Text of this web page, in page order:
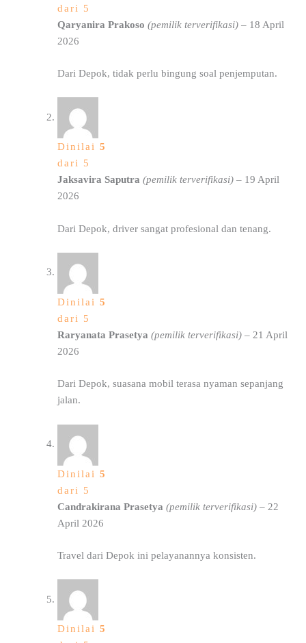
dari 5
Qaryanira Prakoso (pemilik terverifikasi) – 18 April
2026
Dari Depok, tidak perlu bingung soal penjemputan.
Dinilai 5
dari 5
Jaksavira Saputra (pemilik terverifikasi) – 19 April
2026
Dari Depok, driver sangat profesional dan tenang.
Dinilai 5
dari 5
Raryanata Prasetya (pemilik terverifikasi) – 21 April
2026
Dari Depok, suasana mobil terasa nyaman sepanjang
jalan.
Dinilai 5
dari 5
Candrakirana Prasetya (pemilik terverifikasi) – 22
April 2026
Travel dari Depok ini pelayanannya konsisten.
Dinilai 5